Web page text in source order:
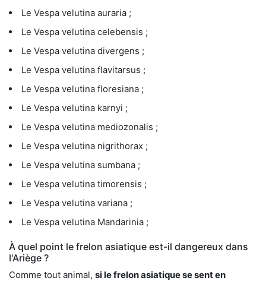
Le Vespa velutina auraria ;
Le Vespa velutina celebensis ;
Le Vespa velutina divergens ;
Le Vespa velutina flavitarsus ;
Le Vespa velutina floresiana ;
Le Vespa velutina karnyi ;
Le Vespa velutina mediozonalis ;
Le Vespa velutina nigrithorax ;
Le Vespa velutina sumbana ;
Le Vespa velutina timorensis ;
Le Vespa velutina variana ;
Le Vespa velutina Mandarinia ;
À quel point le frelon asiatique est-il dangereux dans
l'Ariège ?
Comme tout animal, si le frelon asiatique se sent en